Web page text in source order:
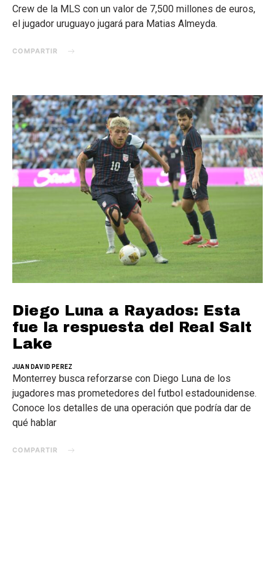
Crew de la MLS con un valor de 7,500 millones de euros,
el jugador uruguayo jugará para Matias Almeyda.
COMPARTIR
Diego Luna a Rayados: Esta
fue la respuesta del Real Salt
Lake
JUAN DAVID PEREZ
Monterrey busca reforzarse con Diego Luna de los
jugadores mas prometedores del futbol estadounidense.
Conoce los detalles de una operación que podría dar de
qué hablar
COMPARTIR